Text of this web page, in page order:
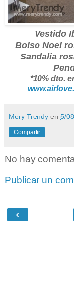
Vestido
Bolso Noel
Sandalia
*10% dto.
Mery Trendy en 5/
Compartir
No hay
Publicar un
‹